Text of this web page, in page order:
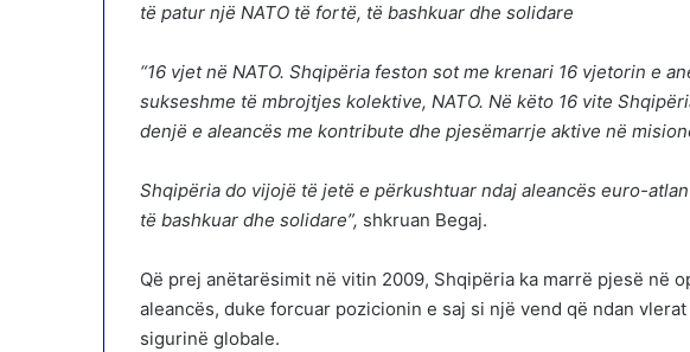
të patur një NATO të fortë, të bashkuar dhe solidare
“16 vjet në NATO. Shqipëria feston sot me krenari 16 vjetorin e
sukseshme të mbrojtjes kolektive, NATO. Në këto 16 vite
denjë e aleancës me kontribute dhe pjesëmarrje aktive në
Shqipëria do vijojë të jetë e përkushtuar ndaj aleancës euro-
të bashkuar dhe solidare”, shkruan Begaj.
Që prej anëtarësimit në vitin 2009, Shqipëria ka marrë pjesë në
aleancës, duke forcuar pozicionin e saj si një vend që ndan
sigurinë globale.